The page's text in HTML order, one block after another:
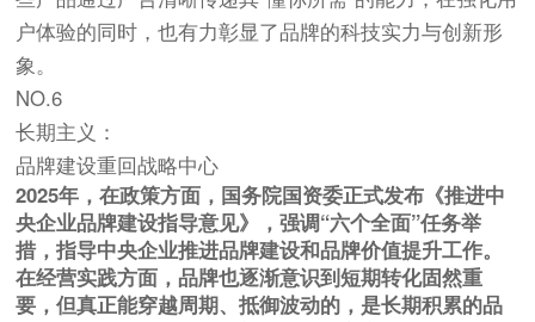
户体验的同时，也有力彰显了品牌的科技实力与创新形
象。
NO.6
长期主义：
品牌建设重回战略中心
2025年，在政策方面，国务院国资委正式发布《推进中
央企业品牌建设指导意见》，强调“六个全面”任务举
措，指导中央企业推进品牌建设和品牌价值提升工作。
在经营实践方面，品牌也逐渐意识到短期转化固然重
要，但真正能穿越周期、抵御波动的，是长期积累的品